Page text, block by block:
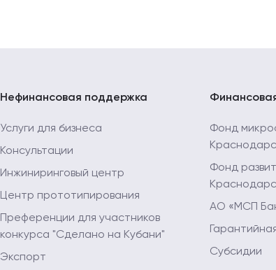
Нефинансовая поддержка
Услуги для бизнеса
Консультации
Инжиниринговый центр
Центр прототипирования
Преференции для участников
конкурса "Сделано на Кубани"
Экспорт
Фонд
Фонд
АО «МСП
Субсидии